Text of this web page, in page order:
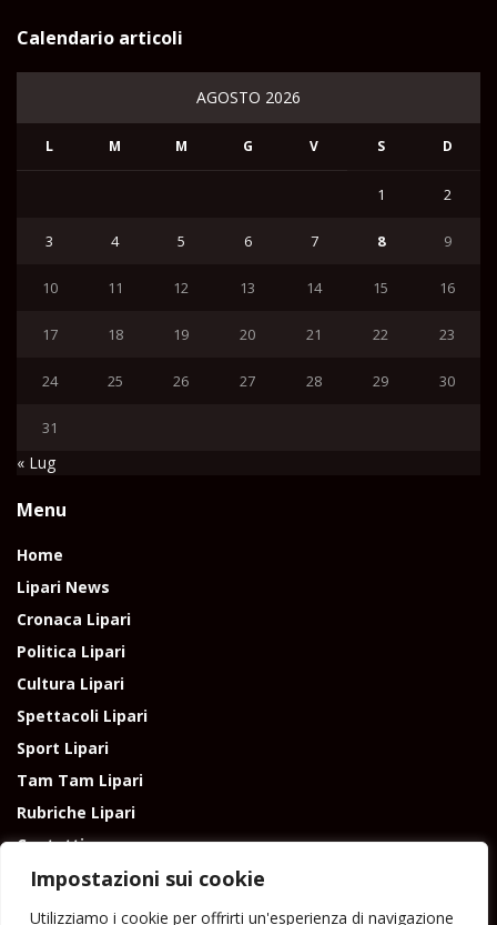
Impostazioni sui cookie
Utilizziamo i cookie per offrirti un'esperienza di navigazione
Calendario articoli
AGOSTO 2026
L M M G V S D
1 2
3 4 5 6 7 8 9
10 11 12 13 14 15 16
17 18 19 20 21 22 23
24 25 26 27 28 29 30
31
« Lug
Menu
Home
Lipari News
Cronaca Lipari
Politica Lipari
Cultura Lipari
Spettacoli Lipari
Sport Lipari
Tam Tam Lipari
Rubriche Lipari
Contatti